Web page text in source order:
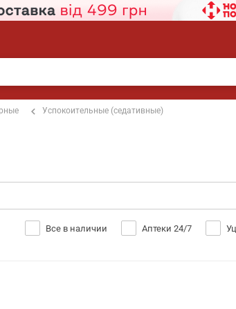
Успокоительные (седативные)
Все в наличии Аптеки 24/7